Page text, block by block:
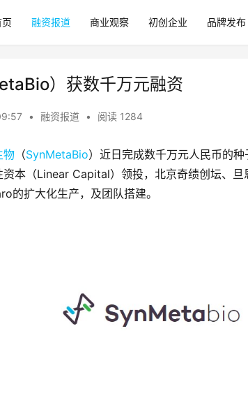
融资报道 商业观察 初创企业 品牌发布
）获数千万元融资
• 融资报道 • 阅读 1284
物 （SynMetaBio）近日完成数千万元人民币的
本（Linear Capital）领投，北京奇绩创坛、
的扩大化生产，及团队搭建。